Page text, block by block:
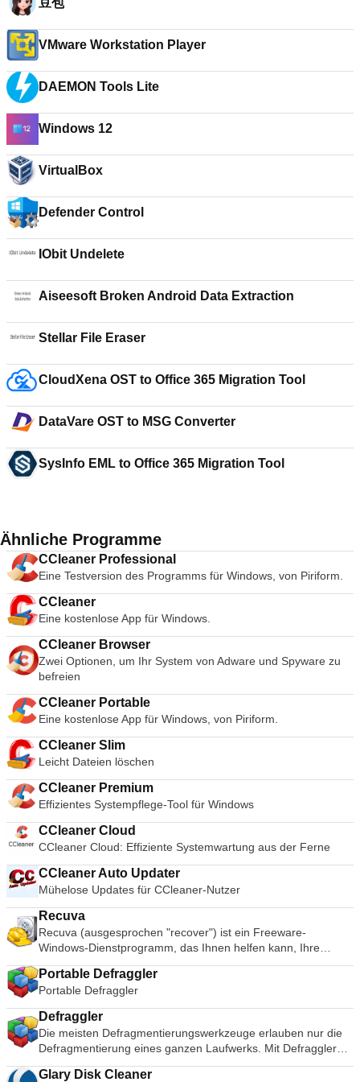
豆包
VMware Workstation Player
DAEMON Tools Lite
Windows 12
VirtualBox
Defender Control
IObit Undelete
Aiseesoft Broken Android Data Extraction
Stellar File Eraser
CloudXena OST to Office 365 Migration Tool
DataVare OST to MSG Converter
SysInfo EML to Office 365 Migration Tool
Ähnliche Programme
CCleaner Professional
Eine Testversion des Programms für Windows, von Piriform.
CCleaner
Eine kostenlose App für Windows.
CCleaner Browser
Zwei Optionen, um Ihr System von Adware und Spyware zu
befreien
CCleaner Portable
Eine kostenlose App für Windows, von Piriform.
CCleaner Slim
Leicht Dateien löschen
CCleaner Premium
Effizientes Systempflege-Tool für Windows
CCleaner Cloud
CCleaner Cloud: Effiziente Systemwartung aus der Ferne
CCleaner Auto Updater
Mühelose Updates für CCleaner-Nutzer
Recuva
Recuva (ausgesprochen "recover") ist ein Freeware-
Windows-Dienstprogramm, das Ihnen helfen kann, Ihre
versehentlich von Ihrem Computer gelöschten Dateien
wiederherzustellen. Dazu gehören auch Dateien, die
versehentlich aus dem Papierkorb geleert wurden, sowie
Bilder und andere Dateien, die durch einen Benutzerfehler
von Speicherkarten oder externen Geräten, wie z.B. MP3-
Playern, gelöscht wurden. Mit Recuva können Sie sogar
Dateien retten, die aufgrund von Fehlern, Abstürzen oder
Viren "verloren" gegangen sind! Zu den wichtigsten
Portable Defraggler
Portable Defraggler
Defraggler
Die meisten Defragmentierungswerkzeuge erlauben nur die
Defragmentierung eines ganzen Laufwerks. Mit Defraggler
können Sie eine oder mehrere Dateien, Ordner oder das
gesamte Laufwerk zum Defragmentieren angeben. Mit
Glary Disk Cleaner